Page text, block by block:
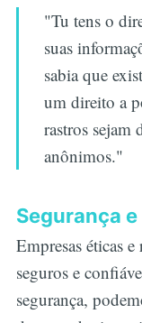
"Tu tens o
suas
sabia que
um direito a
rastros sejam
anônimos."
Segurança e
Empresas éticas
seguros e
segurança,